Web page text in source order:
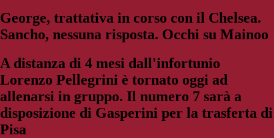
George, trattativa in corso con il Chelsea.
Sancho, nessuna risposta. Occhi su Mainoo
A distanza di 4 mesi dall'infortunio
Lorenzo Pellegrini è tornato oggi ad
allenarsi in gruppo. Il numero 7 sarà a
disposizione di Gasperini per la trasferta di
Pisa